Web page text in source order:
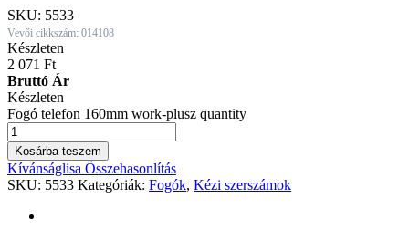
SKU: 5533
Vevői cikkszám: 014108
Készleten
2 071 Ft
Bruttó Ár
Készleten
Fogó telefon 160mm work-plusz quantity
Kosárba teszem
Kívánságlisa Összehasonlítás
SKU: 5533 Kategóriák: Fogók, Kézi szerszámok